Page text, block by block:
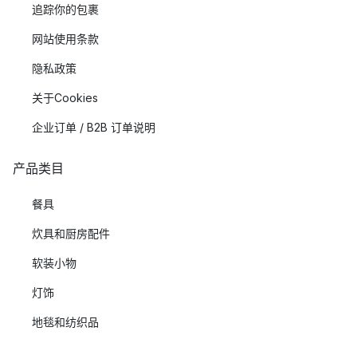
追踪你的包裹
网站使用条款
隐私政策
关于Cookies
企业订单 / B2B 订单说明
产品类目
餐具
炊具和厨房配件
软装小物
灯饰
地毯和纺织品